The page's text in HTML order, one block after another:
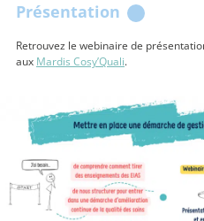
Présentation
Retrouvez le webinaire de
aux Mardis Cosy’Quali.